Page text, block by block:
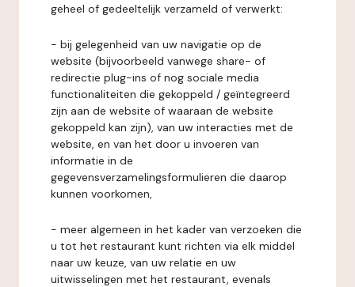
geheel of gedeeltelijk verzameld of verwerkt:
- bij gelegenheid van uw navigatie op de
website (bijvoorbeeld vanwege share- of
redirectie plug-ins of nog sociale media
functionaliteiten die gekoppeld / geïntegreerd
zijn aan de website of waaraan de website
gekoppeld kan zijn), van uw interacties met de
website, en van het door u invoeren van
informatie in de
gegevensverzamelingsformulieren die daarop
kunnen voorkomen,
- meer algemeen in het kader van verzoeken die
u tot het restaurant kunt richten via elk middel
naar uw keuze, van uw relatie en uw
uitwisselingen met het restaurant, evenals